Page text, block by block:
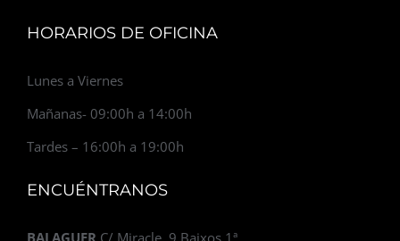
HORARIOS DE OFICINA
Lunes a Viernes
Mañanas- 09:00h a 14:00h
Tardes – 16:00h a 19:00h
ENCUÉNTRANOS
BALAGUER C/ Miracle, 9 Baixos 1ª